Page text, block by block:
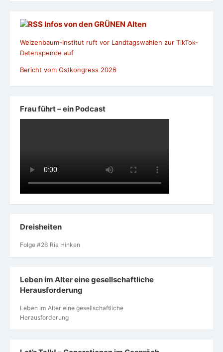
Infos von den GRÜNEN Alten
Weizenbaum-Institut ruft vor Landtagswahlen zur TikTok-
Datenspende auf
Bericht vom Ostkongress 2026
Frau führt – ein Podcast
Dreisheiten
Folge #26 Ria Hinken
Leben im Alter eine gesellschaftliche
Herausforderung
Leben im Alter eine gesellschaftliche
Herausforderung